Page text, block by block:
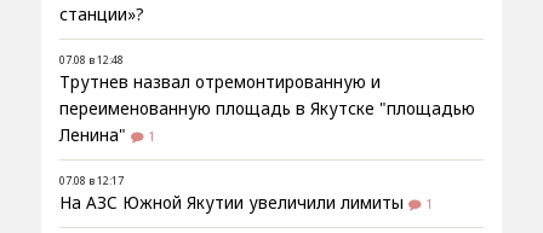
станции»?
07.08 в 12:48
Трутнев назвал отремонтированную и
переименованную площадь в Якутске "площадью
Ленина"
1
07.08 в 12:17
На АЗС Южной Якутии увеличили лимиты 1